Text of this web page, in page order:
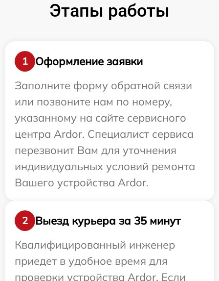
Этапы работы
1
Оформление заявки
Заполните форму обратной связи
или позвоните нам по номеру,
указанному на сайте сервисного
центра Ardor. Специалист сервиса
перезвонит Вам для уточнения
индивидуальных условий ремонта
Вашего устройства Ardor.
2
Выезд курьера за 35 минут
Квалифицированный инженер
приедет в удобное время для
проверки устройства Ardor. Если